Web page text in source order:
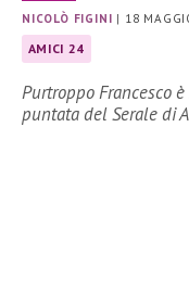
NICOLÒ FIGINI | 18
AMICI 24
Purtroppo Francesco
puntata del Serale di